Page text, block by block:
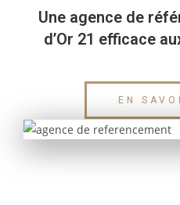
Une agence de
d’Or 21 efficace
EN